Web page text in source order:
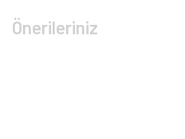
Önerileriniz